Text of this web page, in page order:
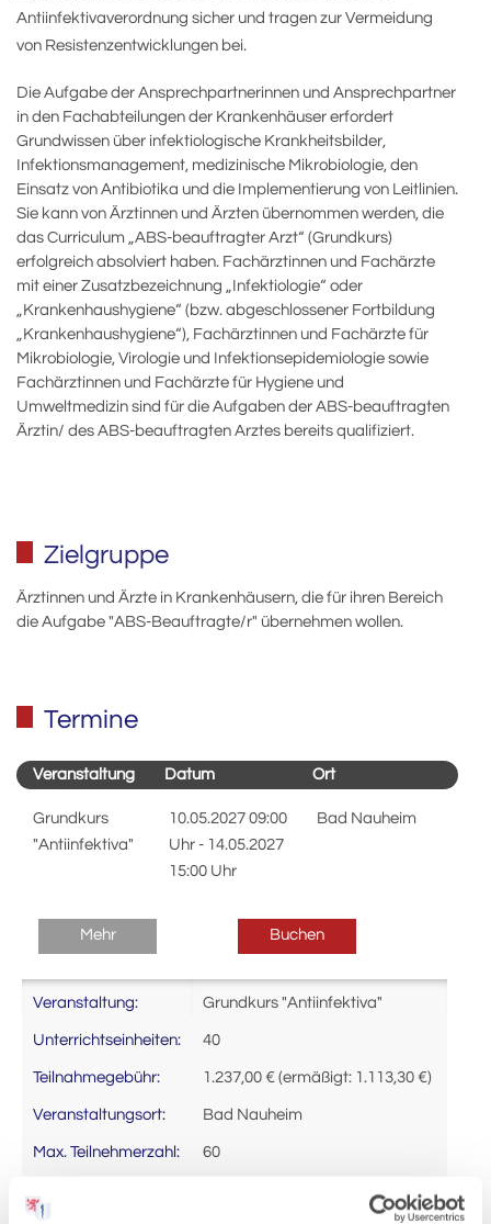
Antiinfektivaverordnung sicher und tragen zur Vermeidung
von Resistenzentwicklungen bei.
Die Aufgabe der Ansprechpartnerinnen und Ansprechpartner
in den Fachabteilungen der Krankenhäuser erfordert
Grundwissen über infektiologische Krankheitsbilder,
Infektionsmanagement, medizinische Mikrobiologie, den
Einsatz von Antibiotika und die Implementierung von Leitlinien.
Sie kann von Ärztinnen und Ärzten übernommen werden, die
das Curriculum „ABS-beauftragter Arzt“ (Grundkurs)
erfolgreich absolviert haben. Fachärztinnen und Fachärzte
mit einer Zusatzbezeichnung „Infektiologie“ oder
„Krankenhaushygiene“ (bzw. abgeschlossener Fortbildung
„Krankenhaushygiene“), Fachärztinnen und Fachärzte für
Mikrobiologie, Virologie und Infektionsepidemiologie sowie
Fachärztinnen und Fachärzte für Hygiene und
Umweltmedizin sind für die Aufgaben der ABS-beauftragten
Ärztin/ des ABS-beauftragten Arztes bereits qualifiziert.
Zielgruppe
Ärztinnen und Ärzte in Krankenhäusern, die für ihren Bereich
die Aufgabe "ABS-Beauftragte/r" übernehmen wollen.
Termine
Veranstaltung Datum Ort
Grundkurs
"Antiinfektiva"
10.05.2027 09:00
Uhr - 14.05.2027
15:00 Uhr
Bad Nauheim
Mehr Buchen
Veranstaltung: Grundkurs "Antiinfektiva"
Unterrichtseinheiten: 40
Teilnahmegebühr: 1.237,00 € (ermäßigt: 1.113,30 €)
Veranstaltungsort: Bad Nauheim
Max. Teilnehmerzahl: 60
Termine: